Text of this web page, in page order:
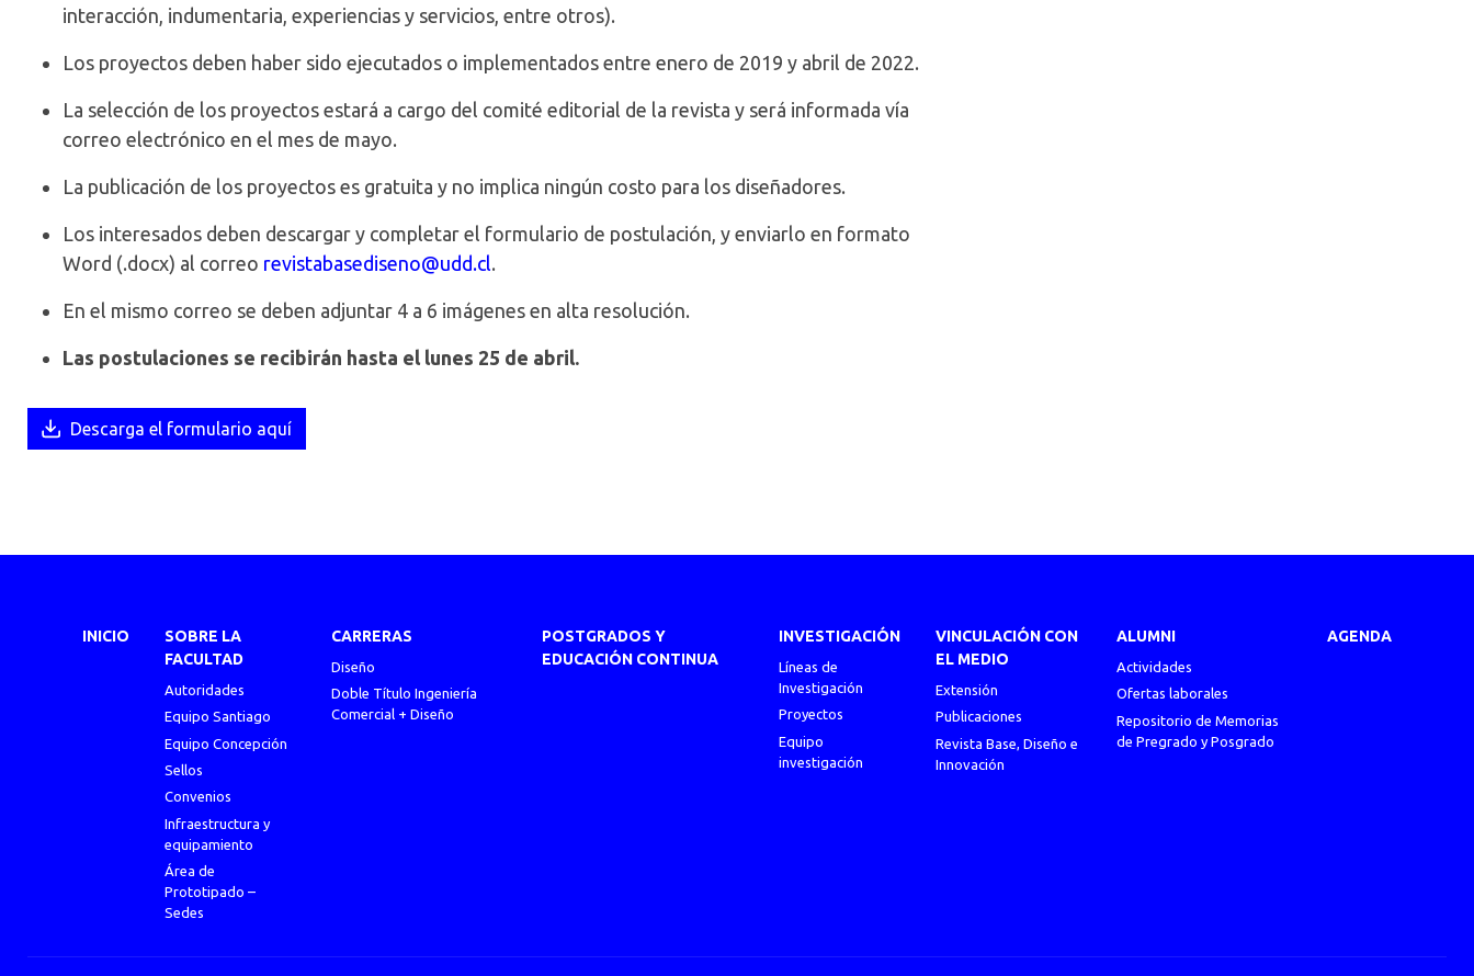
interacción, indumentaria, experiencias y servicios, entre otros).
Los proyectos deben haber sido ejecutados o implementados entre enero de 2019 y abril de 2022.
La selección de los proyectos estará a cargo del comité editorial de la revista y será informada vía
correo electrónico en el mes de mayo.
La publicación de los proyectos es gratuita y no implica ningún costo para los diseñadores.
Los interesados deben descargar y completar el formulario de postulación, y enviarlo en formato
Word (.docx) al correo revistabasediseno@udd.cl.
En el mismo correo se deben adjuntar 4 a 6 imágenes en alta resolución.
Las postulaciones se recibirán hasta el lunes 25 de abril.
Descarga el formulario aquí
INICIO
SOBRE LA
FACULTAD
Autoridades
Equipo Santiago
Equipo Concepción
Sellos
Convenios
Infraestructura y
equipamiento
Área de
Prototipado –
Sedes
CARRERAS
Diseño
Doble Título Ingeniería
Comercial + Diseño
POSTGRADOS Y
EDUCACIÓN CONTINUA
INVESTIGACIÓN
Líneas de
Investigación
Proyectos
Equipo
investigación
VINCULACIÓN CON
EL MEDIO
Extensión
Publicaciones
Revista Base, Diseño e
Innovación
ALUMNI
Actividades
Ofertas laborales
Repositorio de Memorias
de Pregrado y Posgrado
AGENDA